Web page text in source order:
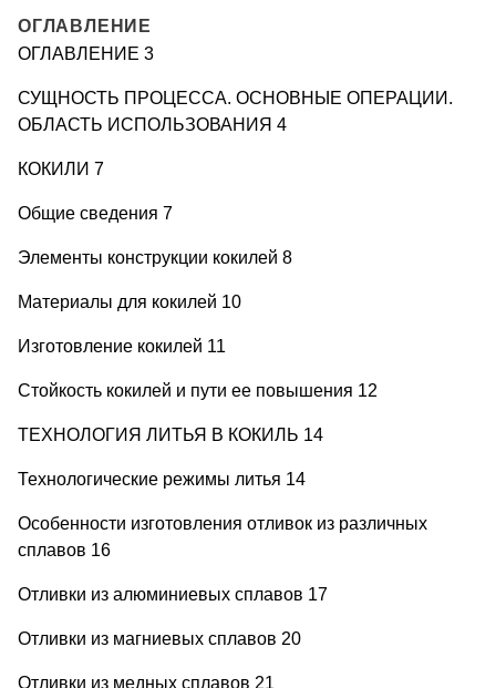
ОГЛАВЛЕНИЕ
ОГЛАВЛЕНИЕ 3
СУЩНОСТЬ ПРОЦЕССА. ОСНОВНЫЕ ОПЕРАЦИИ.
ОБЛАСТЬ ИСПОЛЬЗОВАНИЯ 4
КОКИЛИ 7
Общие сведения 7
Элементы конструкции кокилей 8
Материалы для кокилей 10
Изготовление кокилей 11
Стойкость кокилей и пути ее повышения 12
ТЕХНОЛОГИЯ ЛИТЬЯ В КОКИЛЬ 14
Технологические режимы литья 14
Особенности изготовления отливок из различных
сплавов 16
Отливки из алюминиевых сплавов 17
Отливки из магниевых сплавов 20
Отливки из медных сплавов 21